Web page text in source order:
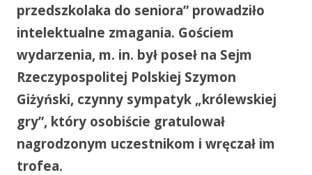
przedszkolaka do seniora” prowadziło
intelektualne zmagania. Gościem
wydarzenia, m. in. był poseł na Sejm
Rzeczypospolitej Polskiej Szymon
Giżyński, czynny sympatyk „królewskiej
gry”, który osobiście gratulował
nagrodzonym uczestnikom i wręczał im
trofea.